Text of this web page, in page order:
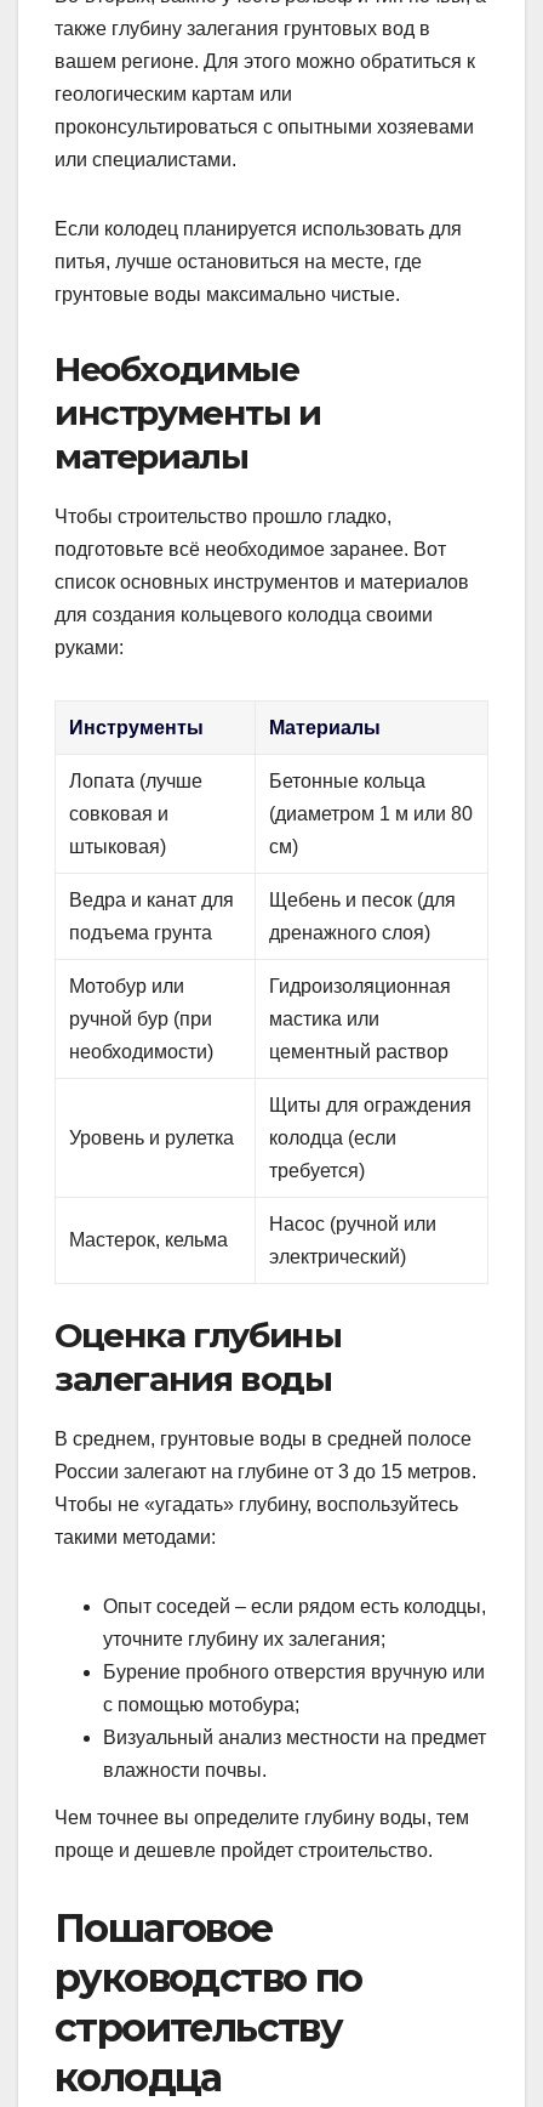
также глубину залегания грунтовых вод в
вашем регионе. Для этого можно обратиться к
геологическим картам или
проконсультироваться с опытными хозяевами
или специалистами.
Если колодец планируется использовать для
питья, лучше остановиться на месте, где
грунтовые воды максимально чистые.
Необходимые
инструменты и
материалы
Чтобы строительство прошло гладко,
подготовьте всё необходимое заранее. Вот
список основных инструментов и материалов
для создания кольцевого колодца своими
руками:
Инструменты Материалы
Лопата (лучше
совковая и
штыковая)
Бетонные кольца
(диаметром 1 м или 80
см)
Ведра и канат для
подъема грунта
Щебень и песок (для
дренажного слоя)
Мотобур или
ручной бур (при
необходимости)
Гидроизоляционная
мастика или
цементный раствор
Уровень и рулетка
Щиты для ограждения
колодца (если
требуется)
Мастерок, кельма
Насос (ручной или
электрический)
Оценка глубины
залегания воды
В среднем, грунтовые воды в средней полосе
России залегают на глубине от 3 до 15 метров.
Чтобы не «угадать» глубину, воспользуйтесь
такими методами:
Опыт соседей – если рядом есть колодцы,
уточните глубину их залегания;
Бурение пробного отверстия вручную или
с помощью мотобура;
Визуальный анализ местности на предмет
влажности почвы.
Чем точнее вы определите глубину воды, тем
проще и дешевле пройдет строительство.
Пошаговое
руководство по
строительству
колодца